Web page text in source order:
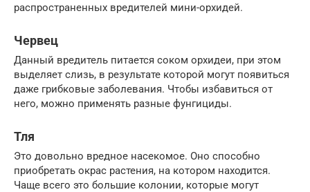
распространенных вредителей мини-орхидей.
Червец
Данный вредитель питается соком орхидеи, при этом
выделяет слизь, в результате которой могут появиться
даже грибковые заболевания. Чтобы избавиться от
него, можно применять разные фунгициды.
Тля
Это довольно вредное насекомое. Оно способно
приобретать окрас растения, на котором находится.
Чаще всего это большие колонии, которые могут